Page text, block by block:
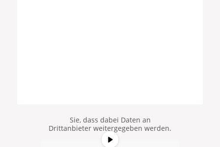
Sie, dass dabei Daten an
Drittanbieter weitergegeben werden.